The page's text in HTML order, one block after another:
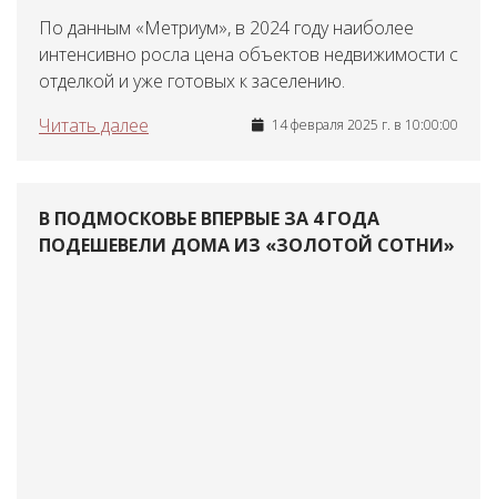
По данным «Метриум», в 2024 году наиболее
интенсивно росла цена объектов недвижимости с
отделкой и уже готовых к заселению.
Читать далее
14 февраля 2025 г. в 10:00:00
В ПОДМОСКОВЬЕ ВПЕРВЫЕ ЗА 4 ГОДА
ПОДЕШЕВЕЛИ ДОМА ИЗ «ЗОЛОТОЙ СОТНИ»